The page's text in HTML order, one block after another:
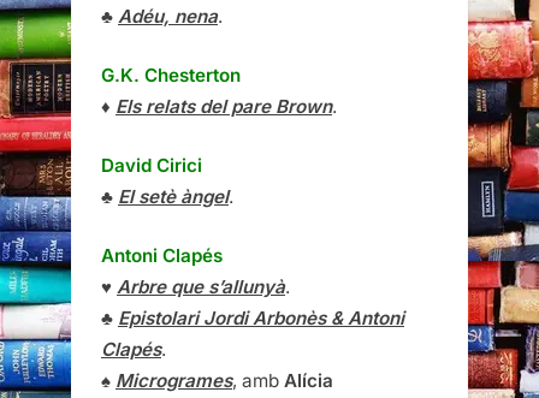
♣ Adéu, nena.
G.K. Chesterton
♦ Els relats del pare Brown.
David Cirici
♣ El setè àngel.
Antoni Clapés
♥ Arbre que s’allunyà.
♣ Epistolari Jordi Arbonès & Antoni
Clapés.
♠ Microgrames, amb Alícia